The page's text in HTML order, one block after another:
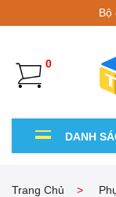
Bộ
0
DANH
Trang Chủ